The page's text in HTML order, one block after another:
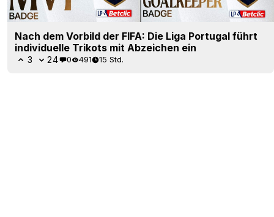
Nach dem Vorbild der FIFA: Die Liga Portugal führt
individuelle Trikots mit Abzeichen ein
3 24 0 491 15 Std.